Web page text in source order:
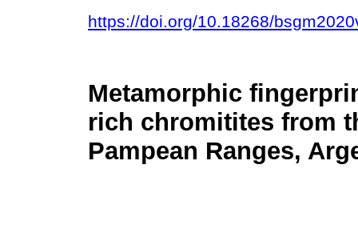
https://doi.org/10.18268/
Metamorphic
rich chromitites from
Pampean Ranges,